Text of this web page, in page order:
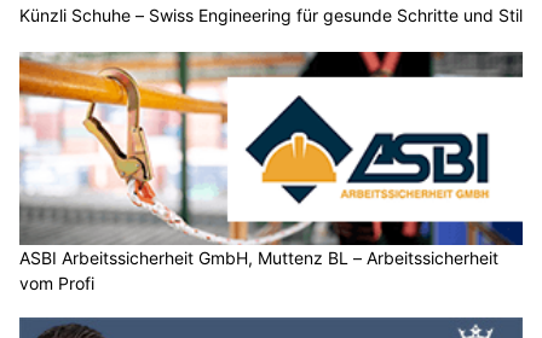
Künzli Schuhe – Swiss Engineering für gesunde Schritte und Stil
ASBI Arbeitssicherheit GmbH, Muttenz BL – Arbeitssicherheit
vom Profi